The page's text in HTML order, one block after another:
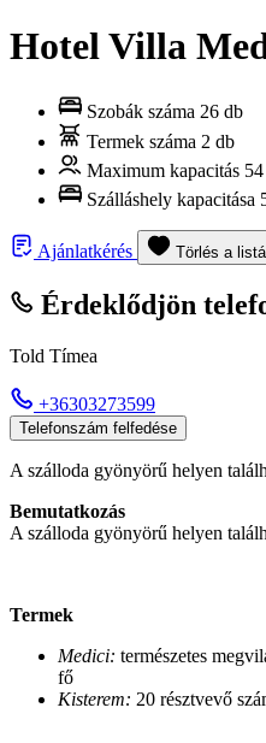
Hotel Villa
Szobák száma 26 db
Termek száma 2 db
Maximum kapacitás
Szálláshely kapacitása
Ajánlatkérés Törlés a
Érdeklődjön
Told Tímea
+36303273599
Telefonszám felfedése
A szálloda gyönyörű helyen
Bemutatkozás
A szálloda gyönyörű helyen
Termek
Medici: természetes
fő
Kisterem: 20 résztvevő